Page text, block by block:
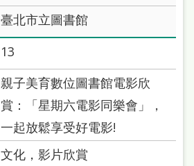
臺北市立圖書館
13
親子美育數位圖書館電影欣
賞：「星期六電影同樂會」，
一起放鬆享受好電影!
文化，影片欣賞